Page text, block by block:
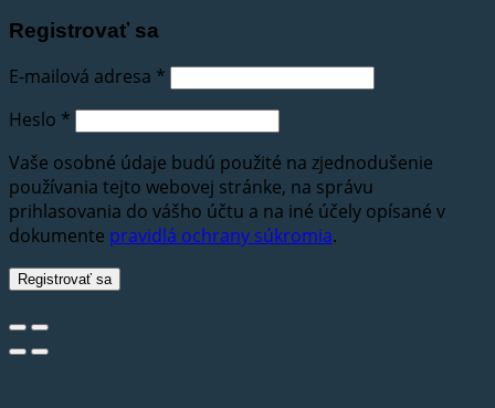
Registrovať sa
E-mailová adresa *
Heslo *
Vaše osobné údaje budú použité na zjednodušenie
používania tejto webovej stránke, na správu
prihlasovania do vášho účtu a na iné účely opísané v
dokumente pravidlá ochrany súkromia.
Registrovať sa